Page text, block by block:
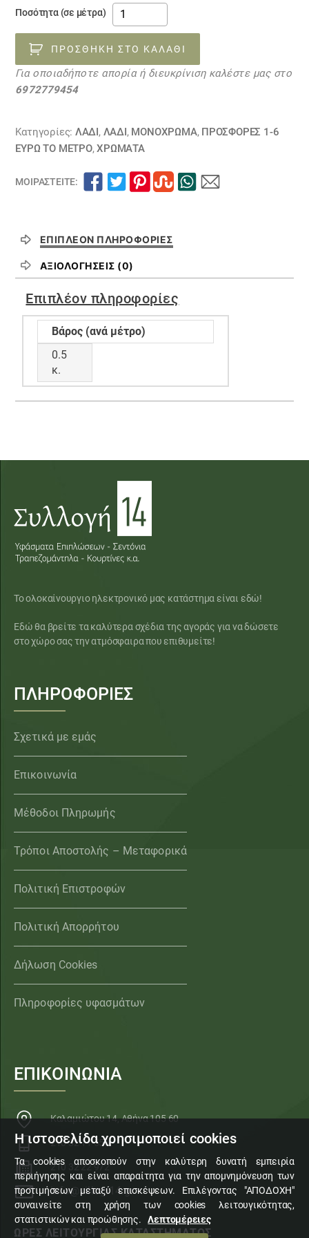
Ποσότητα (σε μέτρα)
ύφασμα
προσφορά
σκούρο
πράσινο
λαδί
ελαστικό
29092346
ποσότητα
ΠΡΟΣΘΉΚΗ ΣΤΟ ΚΑΛΆΘΙ
Για οποιαδήποτε απορία ή διευκρίνιση καλέστε μας στο
6972779454
Κατηγορίες: ΛΑΔΙ, ΛΑΔΙ, ΜΟΝΌΧΡΩΜΑ, ΠΡΟΣΦΟΡΕΣ 1-6
ΕΥΡΩ ΤΟ ΜΕΤΡΟ,ΧΡΏΜΑΤΑ
ΜΟΙΡΑΣΤΕΊΤΕ:
ΕΠΙΠΛΈΟΝ ΠΛΗΡΟΦΟΡΊΕΣ
ΑΞΙΟΛΟΓΉΣΕΙΣ (0)
Επιπλέον πληροφορίες
Βάρος (ανά μέτρο)
0.5
κ.
Το ολοκαίνουργιο ηλεκτρονικό μας κατάστημα είναι εδώ!
Εδώ θα βρείτε τα καλύτερα σχέδια της αγοράς για να δώσετε
στο χώρο σας την ατμόσφαιρα που επιθυμείτε!
ΠΛΗΡΟΦΟΡΙΕΣ
Σχετικά με εμάς
Επικοινωνία
Μέθοδοι Πληρωμής
Τρόποι Αποστολής – Μεταφορικά
Πολιτική Επιστροφών
Πολιτική Απορρήτου
Δήλωση Cookies
Πληροφορίες υφασμάτων
ΕΠΙΚΟΙΝΩΝΙΑ
Καλαμιώτου 14, Αθήνα 105 60
210 32 11 553
210 32 22 972
info@sillogi14.gr
ΩΡΕΣ ΛΕΙΤΟΥΡΓΙΑΣ ΚΑΤΑΣΤΗΜΑΤΟΣ
Η ιστοσελίδα χρησιμοποιεί cookies
Τα cookies αποσκοπούν στην καλύτερη δυνατή εμπειρία
περιήγησης και είναι απαραίτητα για την απομνημόνευση των
προτιμήσεων μεταξύ επισκέψεων. Επιλέγοντας "ΑΠΟΔΟΧΗ"
συναινείτε στη χρήση των cookies λειτουγικότητας,
στατιστικών και προώθησης.
Λεπτομέρειες